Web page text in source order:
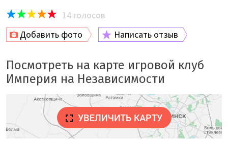
14 голосов
Добавить фото
Написать отзыв
Посмотреть на карте игровой клуб
Империя на Независимости